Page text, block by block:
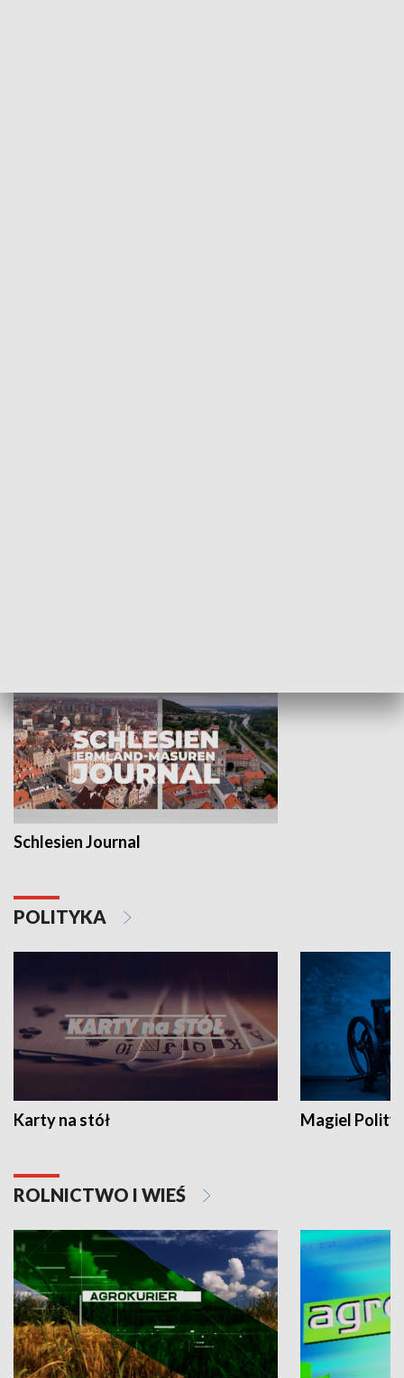
Schlesien Journal
POLITYKA
Karty na stół Magiel
ROLNICTWO I WIEŚ